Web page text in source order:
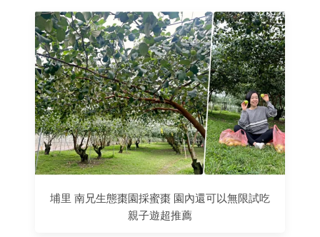
埔里 南兄生態棗園採蜜棗 園內還可以無限試吃
親子遊超推薦